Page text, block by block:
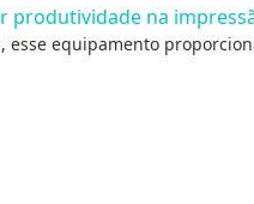
produtividade na
equipamento